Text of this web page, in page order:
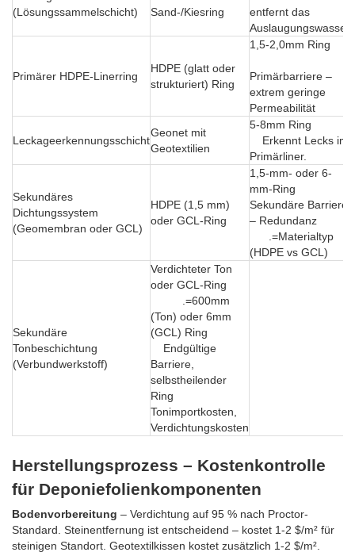
(Lösungssammelschicht)
Sand-/Kiesring
entfernt das
Auslaugungswasser.
Primärer HDPE-Linerring
HDPE (glatt oder
strukturiert) Ring
1,5-2,0mm Ring
Primärbarriere –
extrem geringe
Permeabilität
Leckageerkennungsschicht
Geonet mit
Geotextilien
5-8mm Ring
Erkennt Lecks im
Primärliner.
Sekundäres
Dichtungssystem
(Geomembran oder GCL)
HDPE (1,5 mm)
oder GCL-Ring
1,5-mm- oder 6-
mm-Ring
Sekundäre Barriere
– Redundanz
.=Materialtyp
(HDPE vs GCL)
Sekundäre
Tonbeschichtung
(Verbundwerkstoff)
Verdichteter Ton
oder GCL-Ring
.=600mm
(Ton) oder 6mm
(GCL) Ring
Endgültige
Barriere,
selbstheilender
Ring
Tonimportkosten,
Verdichtungskosten
Herstellungsprozess – Kostenkontrolle
für Deponiefolienkomponenten
Bodenvorbereitung – Verdichtung auf 95 % nach Proctor-
Standard. Steinentfernung ist entscheidend – kostet 1-2 $/m² für
steinigen Standort. Geotextilkissen kostet zusätzlich 1-2 $/m².